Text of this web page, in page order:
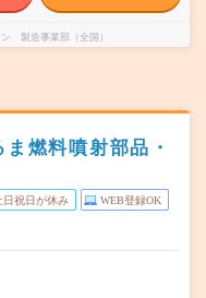
製造事業部（全国）
燃料噴射部品・
日祝日が休み WEB登録OK